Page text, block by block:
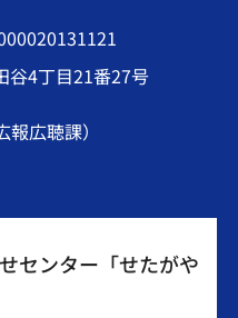
谷4丁目21番27号
広聴課）
センター「せたがや